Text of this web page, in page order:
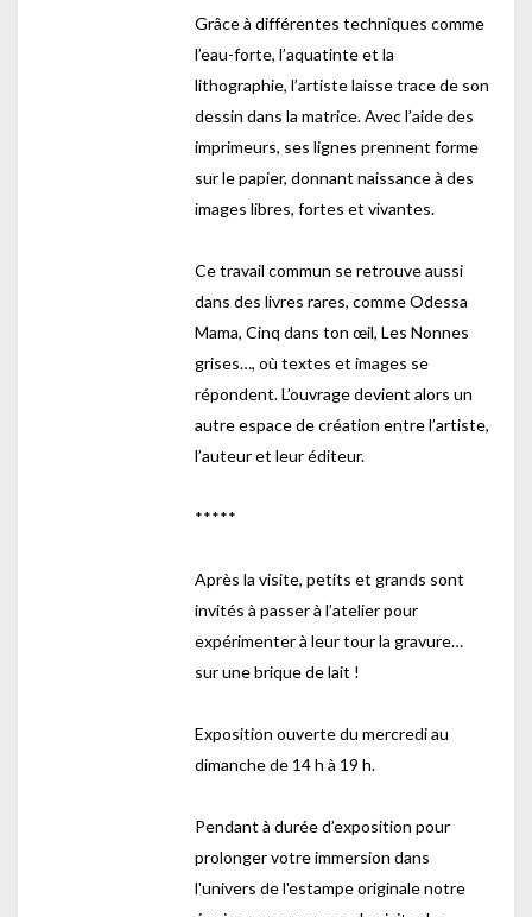
Grâce à différentes techniques comme
l’eau-forte, l’aquatinte et la
lithographie, l’artiste laisse trace de son
dessin dans la matrice. Avec l’aide des
imprimeurs, ses lignes prennent forme
sur le papier, donnant naissance à des
images libres, fortes et vivantes.
Ce travail commun se retrouve aussi
dans des livres rares, comme Odessa
Mama, Cinq dans ton œil, Les Nonnes
grises…, où textes et images se
répondent. L’ouvrage devient alors un
autre espace de création entre l’artiste,
l’auteur et leur éditeur.
*****
Après la visite, petits et grands sont
invités à passer à l’atelier pour
expérimenter à leur tour la gravure…
sur une brique de lait !
Exposition ouverte du mercredi au
dimanche de 14 h à 19 h.
Pendant à durée d’exposition pour
prolonger votre immersion dans
l'univers de l'estampe originale notre